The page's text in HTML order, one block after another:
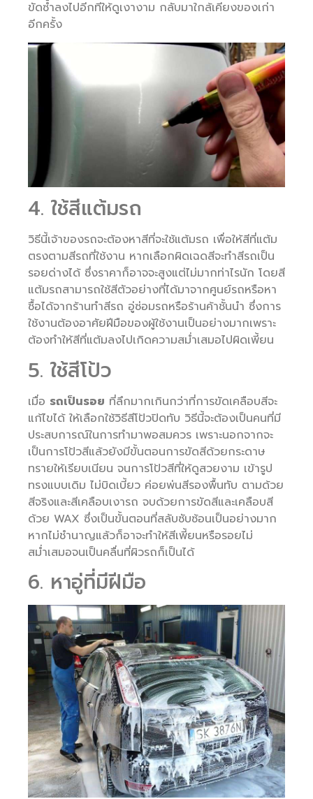
ขัดซ้ำลงไปอีกทีให้ดูเงางาม กลับมาใกล้เคียงของเก่า
อีกครั้ง
4. ใช้สีแต้มรถ
วิธีนี้เจ้าของรถจะต้องหาสีที่จะใช้แต้มรถ เพื่อให้สีที่แต้ม
ตรงตามสีรถที่ใช้งาน หากเลือกผิดเฉดสีจะทำสีรถเป็น
รอยด่างได้ ซึ่งราคาก็อาจจะสูงแต่ไม่มากท่าไรนัก โดยสี
แต้มรถสามารถใช้สีตัวอย่างที่ได้มาจากศูนย์รถหรือหา
ซื้อได้จากร้านทำสีรถ อู่ซ่อมรถหรือร้านค้าชั้นนำ ซึ่งการ
ใช้งานต้องอาศัยฝีมือของผู้ใช้งานเป็นอย่างมากเพราะ
ต้องทำให้สีที่แต้มลงไปเกิดความสม่ำเสมอไปผิดเพี้ยน
5. ใช้สีโป้ว
เมื่อ รถเป็นรอย ที่ลึกมากเกินกว่าที่การขัดเคลือบสีจะ
แก้ไขได้ ให้เลือกใช้วิธีสีโป้วปิดทับ วิธีนี้จะต้องเป็นคนที่มี
ประสบการณ์ในการทำมาพอสมควร เพราะนอกจากจะ
เป็นการโป้วสีแล้วยังมีขั้นตอนการขัดสีด้วยกระดาษ
ทรายให้เรียบเนียน จนการโป้วสีที่ให้ดูสวยงาม เข้ารูป
ทรงแบบเดิม ไม่บิดเบี้ยว ค่อยพ่นสีรองพื้นทับ ตามด้วย
สีจริงและสีเคลือบเงารถ จบด้วยการขัดสีและเคลือบสี
ด้วย WAX ซึ่งเป็นขั้นตอนที่สลับซับซ้อนเป็นอย่างมาก
หากไม่ชำนาญแล้วก็อาจะทำให้สีเพี้ยนหรือรอยไม่
สม่ำเสมอจนเป็นคลื่นที่ผิวรถก็เป็นได้
6. หาอู่ที่มีฝีมือ